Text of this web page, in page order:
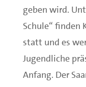
geben wird.
Schule“ finden
statt und es
Jugendliche
Anfang. Der